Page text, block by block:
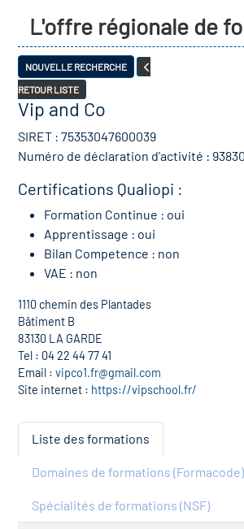
L'offre régionale de
NOUVELLE RECHERCHE
RETOUR LISTE
Vip and Co
SIRET : 75353047600039
Numéro de déclaration d'activité :
Certifications Qualiopi :
Formation Continue : oui
Apprentissage : oui
Bilan Competence : non
VAE : non
1110 chemin des Plantades
Bâtiment B
83130 LA GARDE
Tel : 04 22 44 77 41
Email : vipco1.fr@gmail.com
Site internet : https://vipschool.fr/
Liste des formations
Domaines de formations (Formacode)
Spécialités de formations (NSF)